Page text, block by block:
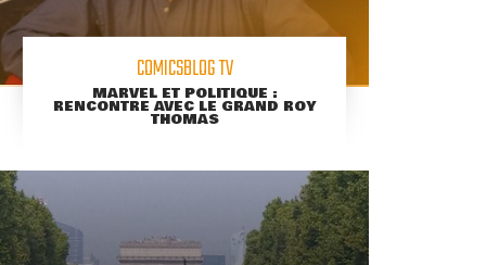
COMICSBLOG TV
MARVEL ET POLITIQUE :
RENCONTRE AVEC LE GRAND ROY
THOMAS